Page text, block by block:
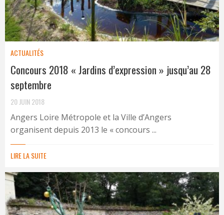
ACTUALITÉS
Concours 2018 « Jardins d’expression » jusqu’au 28
septembre
20 JUIN 2018
Angers Loire Métropole et la Ville d’Angers
organisent depuis 2013 le « concours ...
LIRE LA SUITE